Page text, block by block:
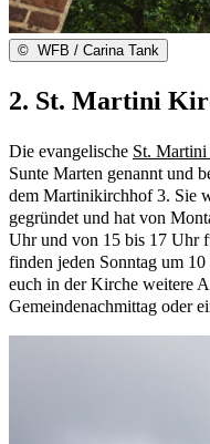
© WFB / Carina Tank
2. St. Martini
Die evangelische St.
Sunte Marten genannt und
dem Martinikirchhof 3. Sie
gegründet und hat von
Uhr und von 15 bis 17 Uhr
finden jeden Sonntag um
euch in der Kirche weitere
Gemeindenachmittag oder